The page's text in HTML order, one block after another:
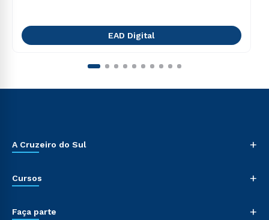
EAD Digital
A Cruzeiro do Sul +
Cursos +
Faça parte +